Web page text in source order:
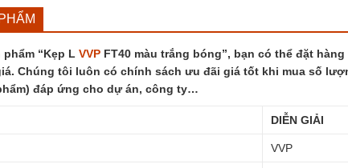
“Kẹp L VVPFT40 màu trắng bóng”, bạn có thể đặt
Chúng tôi luôn có chính sách ưu đãi giá tốt khi mua số
đáp ứng cho dự án, công ty…
DIỄN GIẢI
VVP